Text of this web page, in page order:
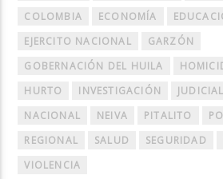
COLOMBIA
ECONOMÍA
EJERCITO NACIONAL
GARZÓN
GOBERNACIÓN DEL HUILA
HURTO
INVESTIGACIÓN JUDICIAL
NACIONAL
NEIVA PITALITO
REGIONAL
SALUD SEGURIDAD
VIOLENCIA